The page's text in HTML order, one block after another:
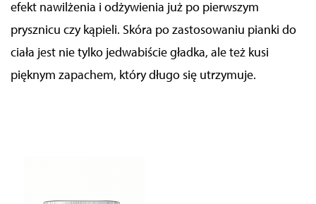
efekt nawilżenia i odżywienia już po pierwszym
prysznicu czy kąpieli. Skóra po zastosowaniu pianki do
ciała jest nie tylko jedwabiście gładka, ale też kusi
pięknym zapachem, który długo się utrzymuje.